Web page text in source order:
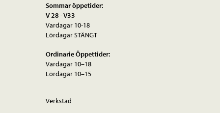
Sommar öppetider:
V 28 - V33
Vardagar 10-18
Lördagar STÄNGT
Ordinarie Öppettider:
Vardagar 10–18
Lördagar 10–15
Verkstad